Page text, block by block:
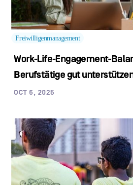
Freiwilligenmanagement
Work-Life-Engagement-
Berufstätige gut
OCT 6, 2025